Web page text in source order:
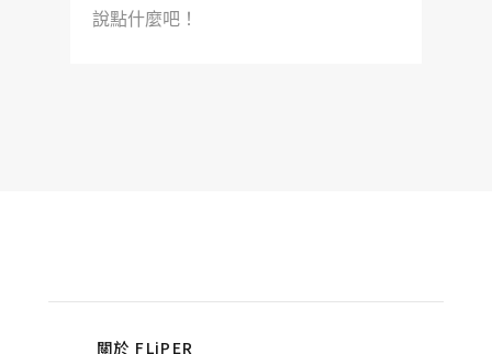
說點什麼吧！
關於 FLiPER